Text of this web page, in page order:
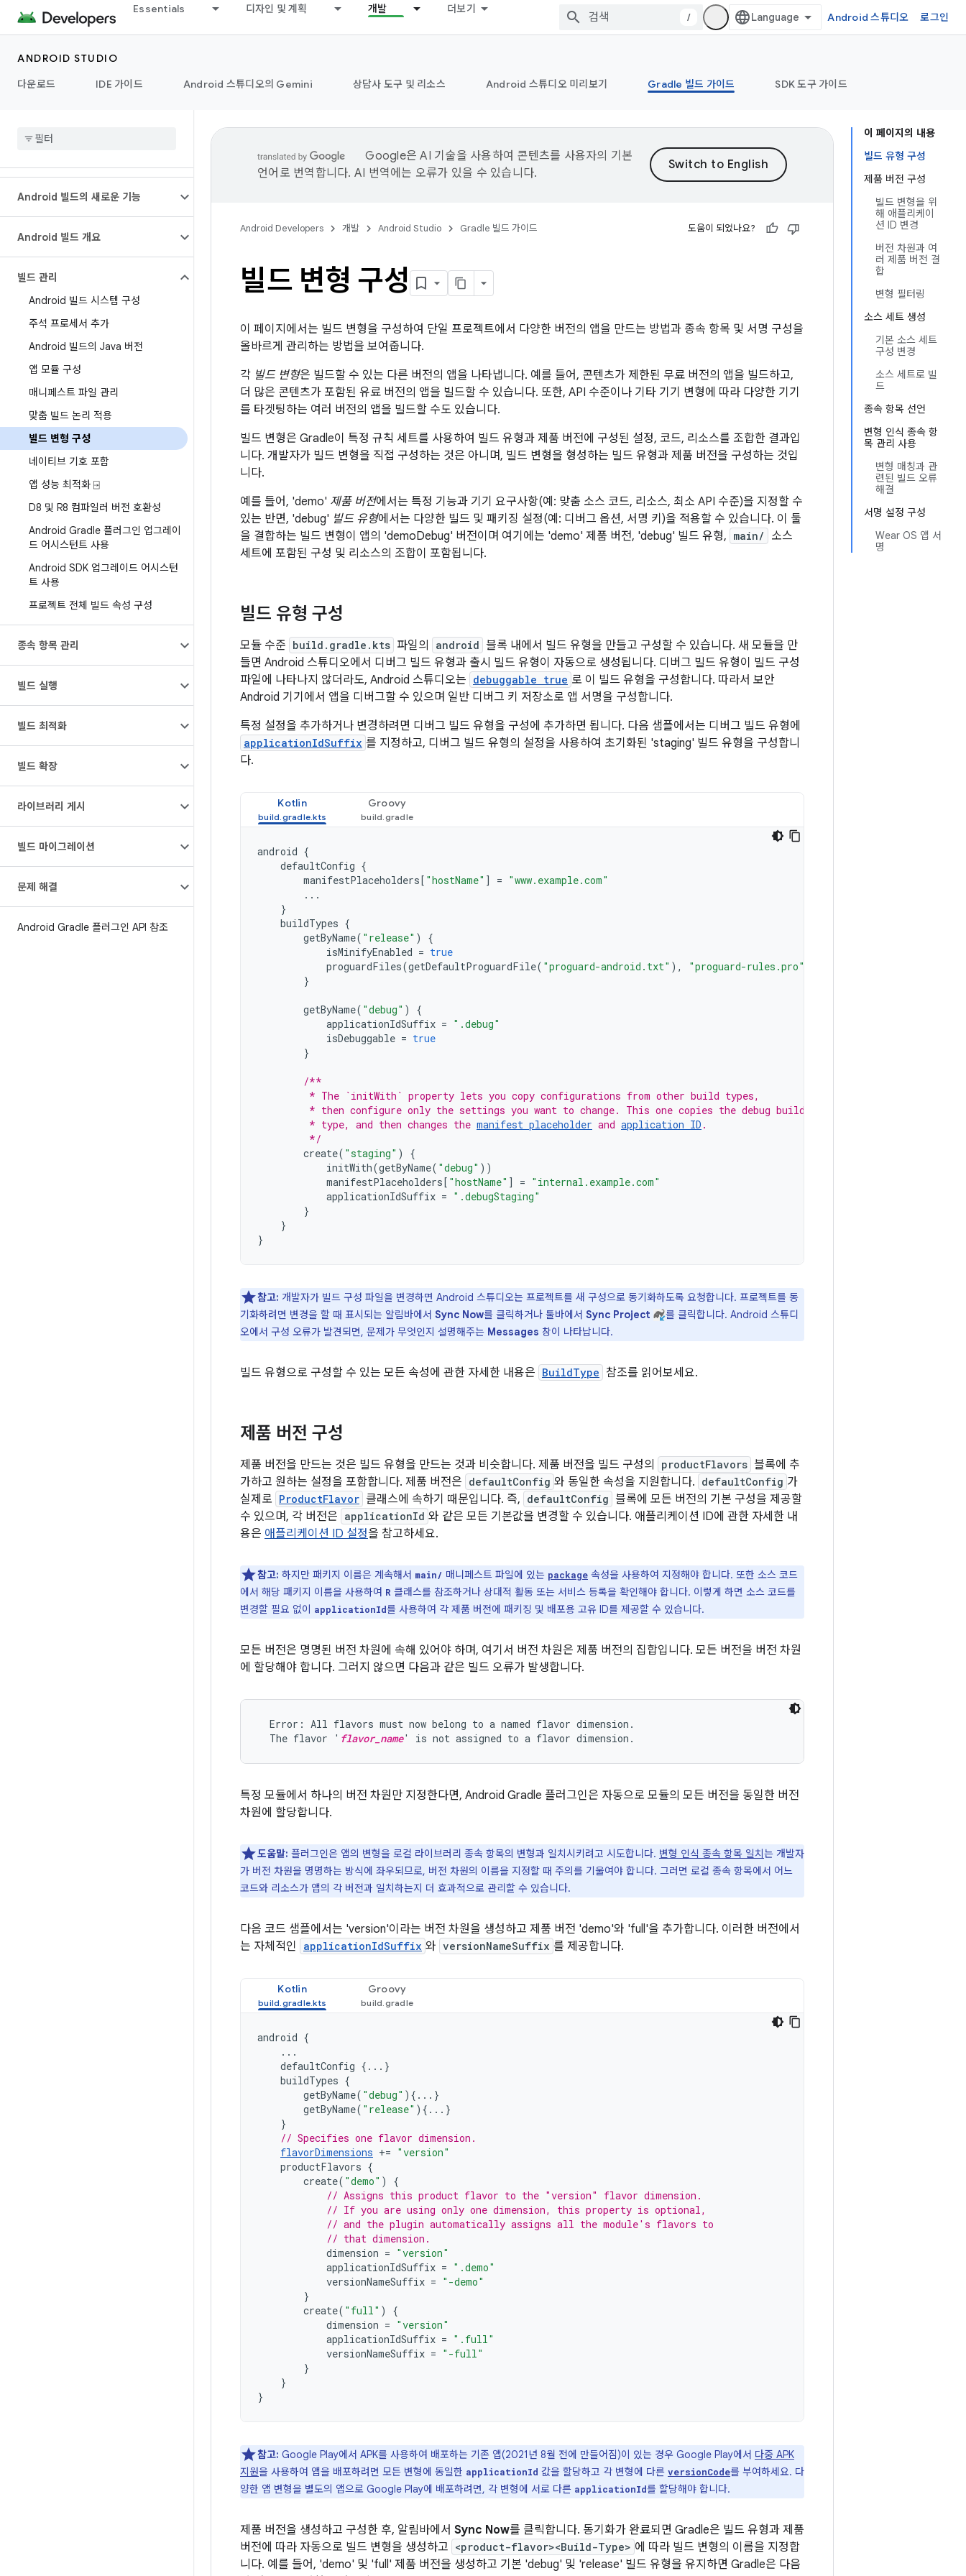
Essentials 디자인 및 계획 개발 더보기
/ Android 스튜디오 로그인
ANDROID STUDIO
다운로드
IDE 가이드 Android 스튜디오의 Gemini 상담사 도구 및 리소스 Android 스튜디오 미리보기 Gradle 빌드 가이드 SDK 도구 가이드
Android 빌드의 새로운 기능
Android 빌드 개요
빌드 관리
Android 빌드 시스템 구성
주석 프로세서 추가
Android 빌드의 Java 버전
앱 모듈 구성
매니페스트 파일 관리
맞춤 빌드 논리 적용
빌드 변형 구성
네이티브 기호 포함
앱 성능 최적화 ⍈
D8 및 R8 컴파일러 버전 호환성
Android Gradle 플러그인 업그레이
드 어시스턴트 사용
Android SDK 업그레이드 어시스턴
트 사용
프로젝트 전체 빌드 속성 구성
종속 항목 관리
빌드 실행
빌드 최적화
빌드 확장
라이브러리 게시
빌드 마이그레이션
문제 해결
Android Gradle 플러그인 API 참조
이 페이지의 내용
빌드 유형 구성
제품 버전 구성
빌드 변형을 위
해 애플리케이
션 ID 변경
버전 차원과 여
러 제품 버전 결
합
변형 필터링
소스 세트 생성
기본 소스 세트
구성 변경
소스 세트로 빌
드
종속 항목 선언
변형 인식 종속 항
목 관리 사용
변형 매칭과 관
련된 빌드 오류
해결
서명 설정 구성
Wear OS 앱 서
명
Google은 AI 기술을 사용하여 콘텐츠를 사용자의 기본
언어로 번역합니다. AI 번역에는 오류가 있을 수 있습니다.
Android Developers 개발 Android Studio Gradle 빌드 가이드 도움이 되었나요?
빌드 변형 구성
이 페이지에서는 빌드 변형을 구성하여 단일 프로젝트에서 다양한 버전의 앱을 만드는 방법과 종속 항목 및 서명 구성을
올바르게 관리하는 방법을 보여줍니다.
각 빌드 변형은 빌드할 수 있는 다른 버전의 앱을 나타냅니다. 예를 들어, 콘텐츠가 제한된 무료 버전의 앱을 빌드하고,
더 많은 콘텐츠가 포함된 유료 버전의 앱을 빌드할 수 있습니다. 또한, API 수준이나 기타 기기 변형에 따라 다양한 기기
를 타겟팅하는 여러 버전의 앱을 빌드할 수도 있습니다.
빌드 변형은 Gradle이 특정 규칙 세트를 사용하여 빌드 유형과 제품 버전에 구성된 설정, 코드, 리소스를 조합한 결과입
니다. 개발자가 빌드 변형을 직접 구성하는 것은 아니며, 빌드 변형을 형성하는 빌드 유형과 제품 버전을 구성하는 것입
니다.
예를 들어, 'demo' 제품 버전에서는 특정 기능과 기기 요구사항(예: 맞춤 소스 코드, 리소스, 최소 API 수준)을 지정할 수
있는 반면, 'debug' 빌드 유형에서는 다양한 빌드 및 패키징 설정(예: 디버그 옵션, 서명 키)을 적용할 수 있습니다. 이 둘
을 결합하는 빌드 변형이 앱의 'demoDebug' 버전이며 여기에는 'demo' 제품 버전, 'debug' 빌드 유형, main/
소스
세트에 포함된 구성 및 리소스의 조합이 포함됩니다.
빌드 유형 구성
모듈 수준 build.gradle.kts 파일의 android 블록 내에서 빌드 유형을 만들고 구성할 수 있습니다. 새 모듈을 만
들면 Android 스튜디오에서 디버그 빌드 유형과 출시 빌드 유형이 자동으로 생성됩니다. 디버그 빌드 유형이 빌드 구성
파일에 나타나지 않더라도, Android 스튜디오는 debuggable true 로 이 빌드 유형을 구성합니다. 따라서 보안
Android 기기에서 앱을 디버그할 수 있으며 일반 디버그 키 저장소로 앱 서명을 구성합니다.
특정 설정을 추가하거나 변경하려면 디버그 빌드 유형을 구성에 추가하면 됩니다. 다음 샘플에서는 디버그 빌드 유형에
applicationIdSuffix 를 지정하고, 디버그 빌드 유형의 설정을 사용하여 초기화된 'staging' 빌드 유형을 구성합니
다.
Kotlin Groovy
android {
defaultConfig {
manifestPlaceholders[ "hostName" ] = "www.example.com"
...
}
buildTypes {
getByName( "release" )
{
isMinifyEnabled = true
proguardFiles(getDefaultProguardFile( "proguard-android.txt" ), "proguard-rules.pro"
}
getByName( "debug" )
{
applicationIdSuffix = ".debug"
isDebuggable = true
}
/**
         * The `initWith` property lets you copy configurations from other build types,
         * then configure only the settings you want to change. This one copies the debug build
         * type, and then changes the
manifest placeholder and application ID .
         */
create( "staging" )
{
initWith(getByName( "debug" ))
manifestPlaceholders[ "hostName" ] = "internal.example.com"
applicationIdSuffix = ".debugStaging"
}
}
}
참고: 개발자가 빌드 구성 파일을 변경하면 Android 스튜디오는 프로젝트를 새 구성으로 동기화하도록 요청합니다. 프로젝트를 동
기화하려면 변경을 할 때 표시되는 알림바에서 Sync Now를 클릭하거나 툴바에서 Sync Project
를 클릭합니다. Android 스튜디
오에서 구성 오류가 발견되면, 문제가 무엇인지 설명해주는 Messages 창이 나타납니다.
빌드 유형으로 구성할 수 있는 모든 속성에 관한 자세한 내용은 BuildType 참조를 읽어보세요.
제품 버전 구성
제품 버전을 만드는 것은 빌드 유형을 만드는 것과 비슷합니다. 제품 버전을 빌드 구성의 productFlavors 블록에 추
가하고 원하는 설정을 포함합니다. 제품 버전은 defaultConfig 와 동일한 속성을 지원합니다. defaultConfig 가
실제로 ProductFlavor 클래스에 속하기 때문입니다. 즉, defaultConfig 블록에 모든 버전의 기본 구성을 제공할
수 있으며, 각 버전은 applicationId 와 같은 모든 기본값을 변경할 수 있습니다. 애플리케이션 ID에 관한 자세한 내
용은 애플리케이션 ID 설정을 참고하세요.
참고: 하지만 패키지 이름은 계속해서 main/ 매니페스트 파일에 있는 package 속성을 사용하여 지정해야 합니다. 또한 소스 코드
에서 해당 패키지 이름을 사용하여 R 클래스를 참조하거나 상대적 활동 또는 서비스 등록을 확인해야 합니다. 이렇게 하면 소스 코드를
변경할 필요 없이 applicationId를 사용하여 각 제품 버전에 패키징 및 배포용 고유 ID를 제공할 수 있습니다.
모든 버전은 명명된 버전 차원에 속해 있어야 하며, 여기서 버전 차원은 제품 버전의 집합입니다. 모든 버전을 버전 차원
에 할당해야 합니다. 그러지 않으면 다음과 같은 빌드 오류가 발생합니다.
  Error: All flavors must now belong to a named flavor dimension.
  The flavor '
flavor_name
특정 모듈에서 하나의 버전 차원만 지정한다면, Android Gradle 플러그인은 자동으로 모듈의 모든 버전을 동일한 버전
차원에 할당합니다.
도움말: 플러그인은 앱의 변형을 로컬 라이브러리 종속 항목의 변형과 일치시키려고 시도합니다. 변형 인식 종속 항목 일치는 개발자
가 버전 차원을 명명하는 방식에 좌우되므로, 버전 차원의 이름을 지정할 때 주의를 기울여야 합니다. 그러면 로컬 종속 항목에서 어느
코드와 리소스가 앱의 각 버전과 일치하는지 더 효과적으로 관리할 수 있습니다.
다음 코드 샘플에서는 'version'이라는 버전 차원을 생성하고 제품 버전 'demo'와 'full'을 추가합니다. 이러한 버전에서
는 자체적인
applicationIdSuffix 와 versionNameSuffix 를 제공합니다.
Kotlin Groovy
android {
...
defaultConfig {...}
buildTypes {
getByName( "debug" ){...}
getByName( "release" ){...}
}
// Specifies one flavor dimension.
flavorDimensions += "version"
productFlavors {
create( "demo" )
{
// Assigns this product flavor to the "version" flavor dimension.
// If you are using only one dimension, this property is optional,
// and the plugin automatically assigns all the module's flavors to
// that dimension.
dimension = "version"
applicationIdSuffix = ".demo"
versionNameSuffix = "-demo"
}
create( "full" )
{
dimension = "version"
applicationIdSuffix = ".full"
versionNameSuffix = "-full"
}
}
}
참고: Google Play에서 APK를 사용하여 배포하는 기존 앱(2021년 8월 전에 만들어짐)이 있는 경우 Google Play에서 다중 APK
지원을 사용하여 앱을 배포하려면 모든 변형에 동일한 applicationId 값을 할당하고 각 변형에 다른 versionCode를 부여하세요. 다
양한 앱 변형을 별도의 앱으로 Google Play에 배포하려면, 각 변형에 서로 다른 applicationId를 할당해야 합니다.
제품 버전을 생성하고 구성한 후, 알림바에서 Sync Now를 클릭합니다. 동기화가 완료되면 Gradle은 빌드 유형과 제품
버전에 따라 자동으로 빌드 변형을 생성하고 <product-flavor><Build-Type> 에 따라 빌드 변형의 이름을 지정합
니다. 예를 들어, 'demo' 및 'full' 제품 버전을 생성하고 기본 'debug' 및 'release' 빌드 유형을 유지하면 Gradle은 다음